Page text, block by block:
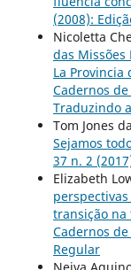
(2008):
Nicoletta
das Missões
La Provincia
Cadernos
Traduzindo
Tom Jones
Sejamos
37 n. 2
Elizabeth
transição
Cadernos
Regular